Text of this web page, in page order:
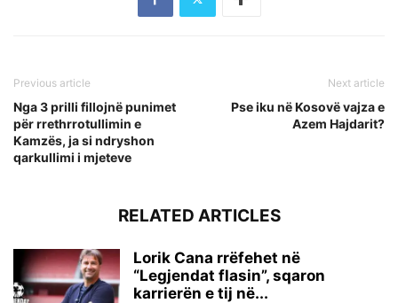
Previous article
Nga 3 prilli fillojnë punimet
për rrethrrotullimin e
Kamzës, ja si ndryshon
qarkullimi i mjeteve
Next article
Pse iku në Kosovë vajza e
Azem Hajdarit?
RELATED ARTICLES
Lorik Cana rrëfehet në
“Legjendat flasin”, sqaron
karrierën e tij në...